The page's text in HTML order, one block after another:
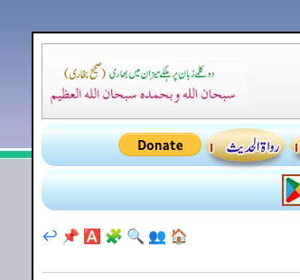
🏠
👥
🔍
🧩
🅰️
📌
↩️